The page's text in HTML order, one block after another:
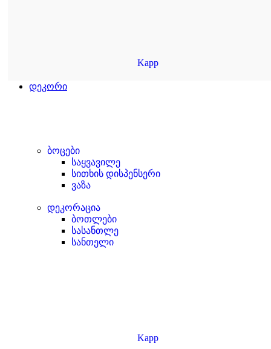
Kapp
დეკორი
ბოცები
საყვავილე
სითხის დისპენსერი
ვაზა
დეკორაცია
ბოთლები
სასანთლე
სანთელი
Kapp